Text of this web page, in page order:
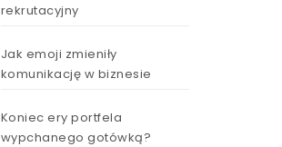
rekrutacyjny
Jak emoji zmieniły
komunikację w biznesie
Koniec ery portfela
wypchanego gotówką?